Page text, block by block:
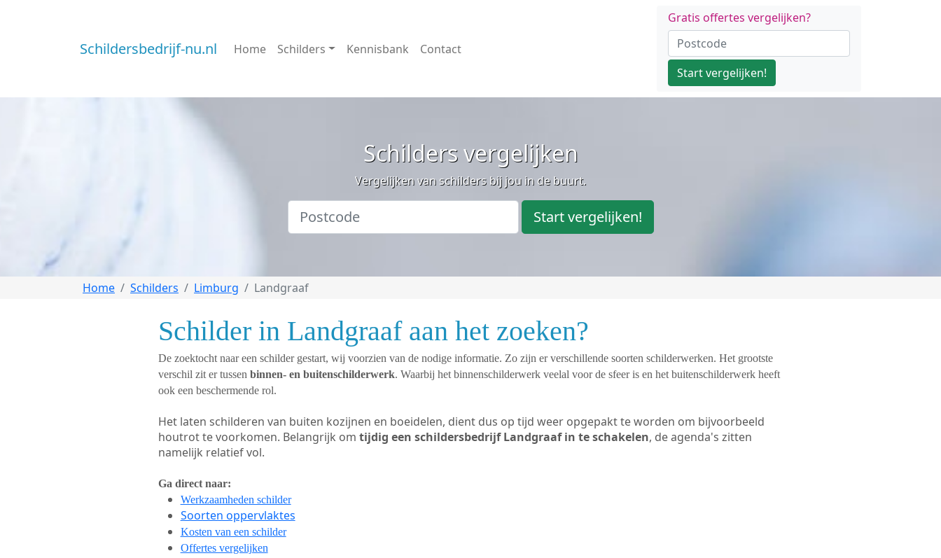
Schildersbedrijf-nu.nl Home Schilders Kennisbank Contact
Gratis offertes vergelijken?
Start vergelijken!
Schilders vergelijken
Vergelijken van schilders bij jou in de buurt.
Start vergelijken!
Home Schilders Limburg Landgraaf
Schilder in Landgraaf aan het zoeken?
De zoektocht naar een schilder gestart, wij voorzien van de nodige informatie. Zo zijn er verschillende soorten schilderwerken. Het grootste
verschil zit er tussen binnen- en buitenschilderwerk. Waarbij het binnenschilderwerk veelal voor de sfeer is en het buitenschilderwerk heeft
ook een beschermende rol.
Het laten schilderen van buiten kozijnen en boeidelen, dient dus op tijd weer opgepakt te worden om bijvoorbeeld
houtrot te voorkomen. Belangrijk om tijdig een schildersbedrijf Landgraaf in te schakelen, de agenda's zitten
namelijk relatief vol.
Ga direct naar:
Werkzaamheden schilder
Soorten oppervlaktes
Kosten van een schilder
Offertes vergelijken